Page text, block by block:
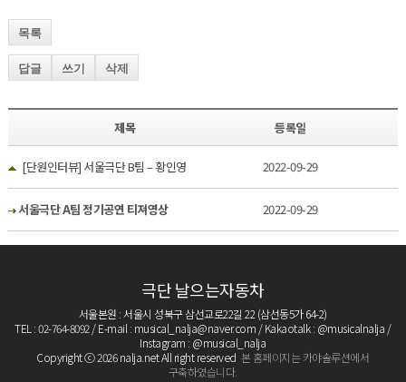
목록
답글 쓰기 삭제
제목 등록일
[단원인터뷰] 서울극단 B팀 – 황인영 2022-09-29
서울극단 A팀 정기공연 티져영상 2022-09-29
극단 날으는자동차
서울본원 : 서울시 성북구 삼선교로22길 22 (삼선동5가 64-2)
TEL : 02-764-8092 / E-mail : musical_nalja@naver.com / Kakaotalk : @musicalnalja /
Instagram : @musical_nalja
Copyright ⓒ 2026 nalja.net All right reserved 본 홈페이지는 카야솔루션에서
구축하였습니다.